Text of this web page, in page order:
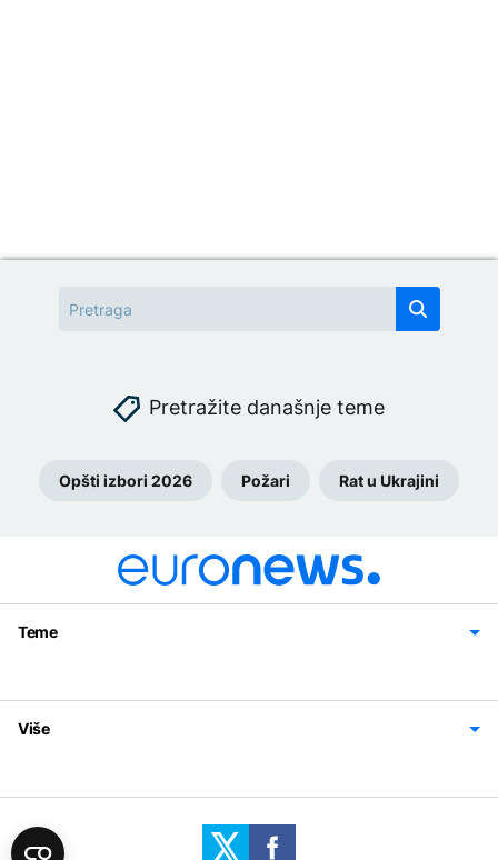
Pretražite današnje teme
Opšti izbori 2026 Požari Rat u Ukrajini
Teme
Svijet
Sport
Magazin
Više
Politika privatnosti
Uslovi korišćenja